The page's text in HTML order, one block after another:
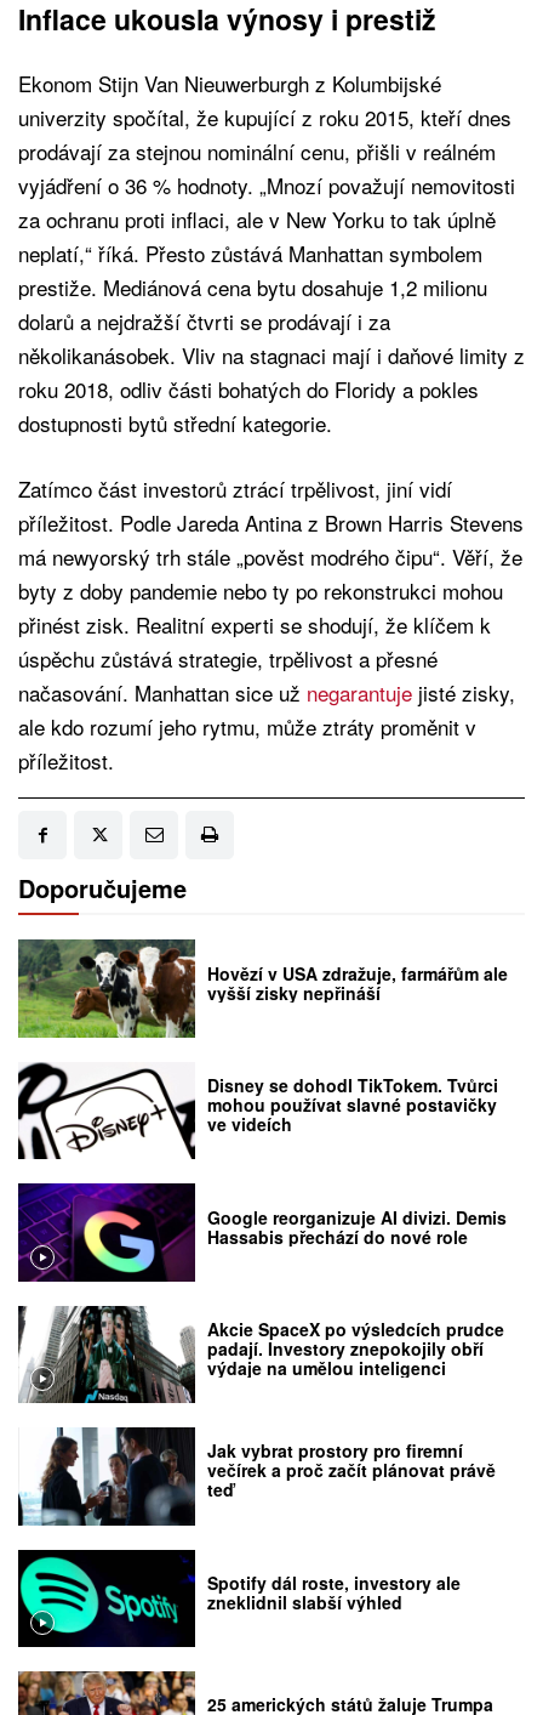
Inflace ukousla výnosy i prestiž
Ekonom Stijn Van Nieuwerburgh z Kolumbijské
univerzity spočítal, že kupující z roku 2015, kteří dnes
prodávají za stejnou nominální cenu, přišli v reálném
vyjádření o 36 % hodnoty. „Mnozí považují nemovitosti
za ochranu proti inflaci, ale v New Yorku to tak úplně
neplatí,“ říká. Přesto zůstává Manhattan symbolem
prestiže. Mediánová cena bytu dosahuje 1,2 milionu
dolarů a nejdražší čtvrti se prodávají i za
několikanásobek. Vliv na stagnaci mají i daňové limity z
roku 2018, odliv části bohatých do Floridy a pokles
dostupnosti bytů střední kategorie.
Zatímco část investorů ztrácí trpělivost, jiní vidí
příležitost. Podle Jareda Antina z Brown Harris Stevens
má newyorský trh stále „pověst modrého čipu“. Věří, že
byty z doby pandemie nebo ty po rekonstrukci mohou
přinést zisk. Realitní experti se shodují, že klíčem k
úspěchu zůstává strategie, trpělivost a přesné
načasování. Manhattan sice už negarantuje jisté zisky,
ale kdo rozumí jeho rytmu, může ztráty proměnit v
příležitost.
Doporučujeme
Hovězí v USA zdražuje, farmářům ale
vyšší zisky nepřináší
Disney se dohodl TikTokem. Tvůrci
mohou používat slavné postavičky
ve videích
Google reorganizuje AI divizi. Demis
Hassabis přechází do nové role
Akcie SpaceX po výsledcích prudce
padají. Investory znepokojily obří
výdaje na umělou inteligenci
Jak vybrat prostory pro firemní
večírek a proč začít plánovat právě
teď
Spotify dál roste, investory ale
zneklidnil slabší výhled
25 amerických států žaluje Trumpa